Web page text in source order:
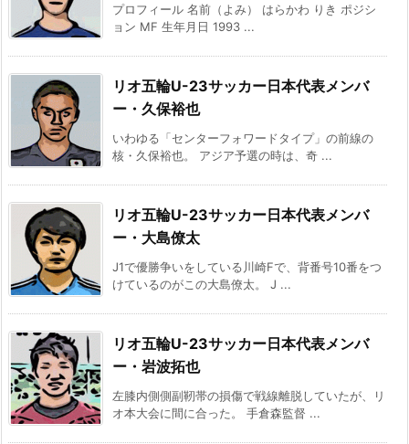
プロフィール 名前（よみ） はらかわ りき ポジシ
ョン MF 生年月日 1993 ...
リオ五輪U-23サッカー日本代表メンバ
ー・久保裕也
いわゆる「センターフォワードタイプ」の前線の
核・久保裕也。 アジア予選の時は、奇 ...
リオ五輪U-23サッカー日本代表メンバ
ー・大島僚太
J1で優勝争いをしている川崎Fで、背番号10番をつ
けているのがこの大島僚太。 J ...
リオ五輪U-23サッカー日本代表メンバ
ー・岩波拓也
左膝内側側副靭帯の損傷で戦線離脱していたが、リ
オ本大会に間に合った。 手倉森監督 ...